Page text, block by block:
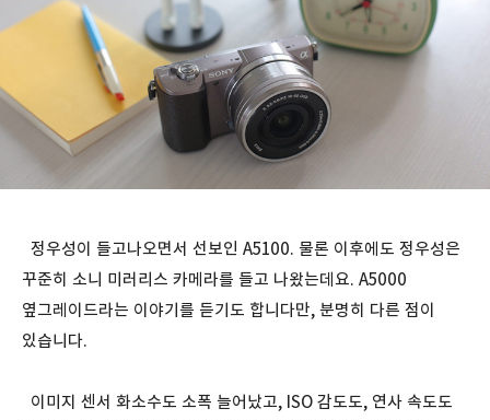
정우성이 들고나오면서 선보인 A5100. 물론 이후에도 정우성은
꾸준히 소니 미러리스 카메라를 들고 나왔는데요. A5000
옆그레이드라는 이야기를 듣기도 합니다만, 분명히 다른 점이
있습니다.
이미지 센서 화소수도 소폭 늘어났고, ISO 감도도, 연사 속도도